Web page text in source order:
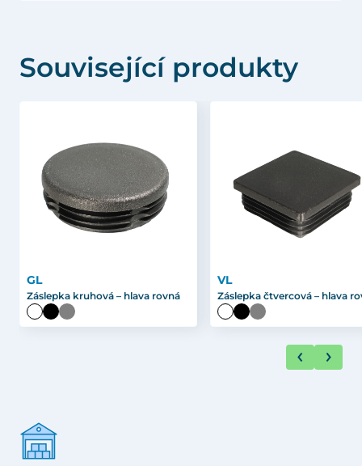
Související produkty
GL
Záslepka kruhová – hlava rovná
VL
Záslepka čtvercová – hlava